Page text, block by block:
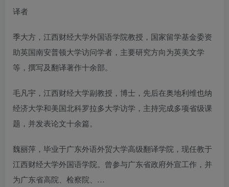
译者
季大方，江西财经大学外国语学院教授，国家留学基金委资
助英国南安普顿大学访问学者，主要研究方向为英美文学
等，撰写及翻译著作十余部。
毛凡宇，江西财经大学副教授，博士，先后在奥地利维也纳
经济大学和美国北科罗拉多大学访学，主持完成多项省级课
题，并发表论文十余篇。
魏丽萍，毕业于广东外语外贸大学高级翻译学院，现任教于
江西财经大学外国语学院。曾参与广东省政府外宣工作，并
为广东省高院、检察院、…